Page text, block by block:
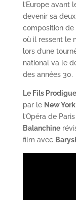
l’Europe avant
devenir sa
composition
où il ressent le
lors d’une
national va le
des années 30.
Le Fils Prodigue
par le New
l’Opéra de
Balanchine
film avec